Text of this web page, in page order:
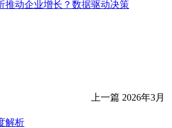
推动企业增长？数据驱动决策
上一篇 2026年3月
解析